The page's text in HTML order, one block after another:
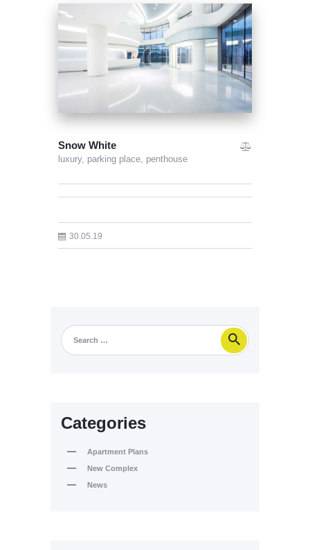
Snow White
luxury, parking place, penthouse
30.05.19
Categories
Apartment Plans
New Complex
News